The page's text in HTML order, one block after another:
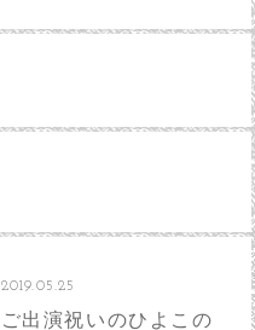
2019.05.25
ご出演祝いのひよこの